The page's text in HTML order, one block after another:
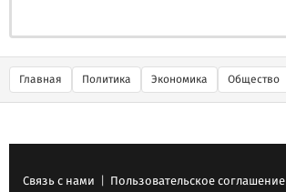
Главная Политика Экономика Общество
Связь с нами | Пользовательское соглашение